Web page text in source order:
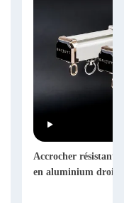
Accrocher résistant
en aluminium droite